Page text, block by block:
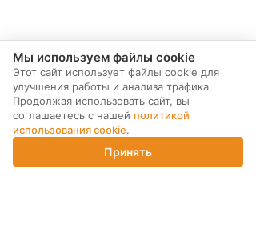
Корзина
Мы используем файлы cookie
Этот сайт использует файлы cookie для
улучшения работы и анализа трафика.
Продолжая использовать сайт, вы
соглашаетесь с нашей политикой
использования cookie.
Принять